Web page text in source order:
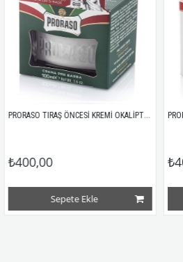
PRORASO TIRAŞ ÖNCESİ KREMİ OKALİPTUS&MENTOL 100ML
₺400,00
Sepete Ekle